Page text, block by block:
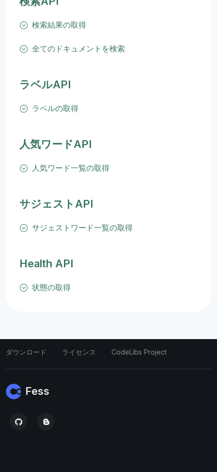
検索結果の取得
全てのドキュメントを検索
ラベルAPI
ラベルの取得
人気ワードAPI
人気ワード一覧の取得
サジェストAPI
サジェストワード一覧の取得
Health API
状態の取得
ダウンロード ライセンス CodeLibs Project
Fess